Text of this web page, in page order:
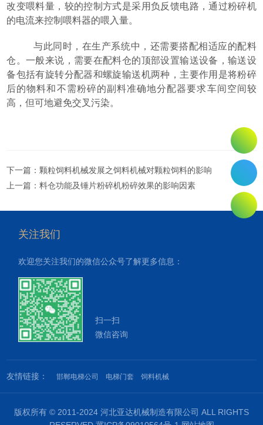
改变喂料量 ， 较的控制方式是采用负反馈电路 ，通过粉碎机
的电流来控制喂料器的喂入量。
与此同时，在生产系统中，还需要搭配相适应的配料
仓 。一般来说，需要在配料仓的顶部设置输送设备 ，输送设
备包括有旋转分配器和螺旋输送机两种 ， 主要作用是将粉碎
后的物料和不需粉碎的副料准确地分配器要求车间空间较
高 ，但可地避免交叉污染。
下一篇：颗粒饲料机械发展之饲料机械对颗粒饲料的影响
上一篇：料仓功能及锤片粉碎机粉碎效果的影响因素
关注我们
欢迎您关注我们的微信公众号了解更多信息：
扫一扫
微信咨询
友情链接： 邯郸电梯公司 电梯门套 饲料机械
版权所有 © 2011-2024 河北亚达机械制造有限公司 ALL RIGHTS